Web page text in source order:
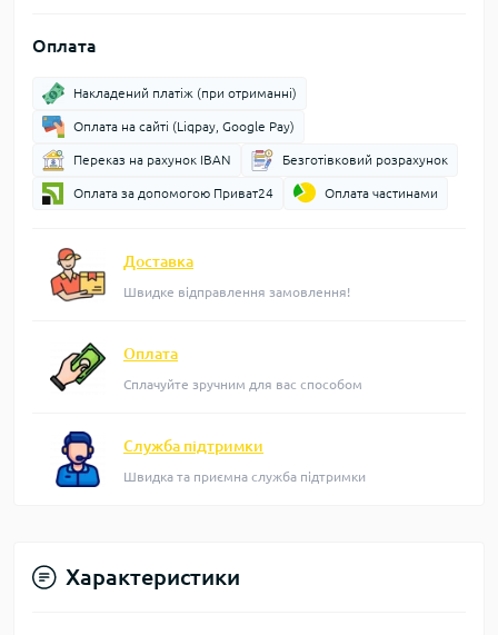
Оплата
Накладений платіж (при отриманні)
Оплата на сайті (Liqpay, Google Pay)
Переказ на рахунок IBAN Безготівковий розрахунок
Оплата за допомогою Приват24 Оплата частинами
Доставка
Швидке відправлення замовлення!
Оплата
Сплачуйте зручним для вас способом
Служба підтримки
Швидка та приємна служба підтримки
Характеристики